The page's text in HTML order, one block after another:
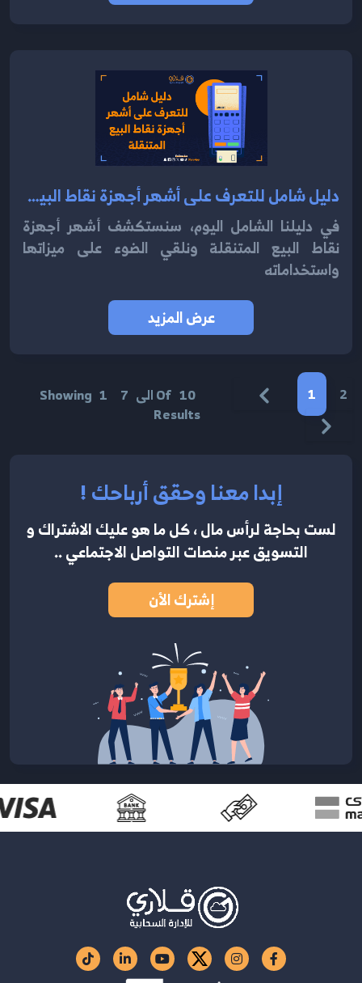
دليل شامل للتعرف على أشهر أجهزة نقاط البيع المتنقلة 2024
في دليلنا الشامل اليوم، سنستكشف أشهر أجهزة
نقاط البيع المتنقلة ونلقي الضوء على ميزاتها
واستخداماته
عرض المزيد
Showing 1 الى 7 Of 10
Results
1 2
إبدا معنا وحقق أرباحك !
لست بحاجة لرأس مال ، كل ما هو عليك الاشتراكو
التسويق عبر منصات التواصل الاجتماعي ..
إشترك الأن